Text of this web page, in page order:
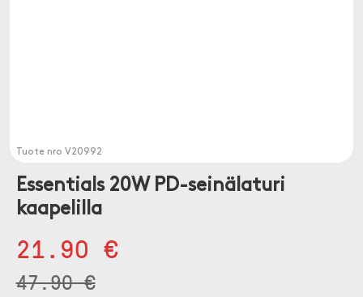
Tuote nro V20992
Essentials 20W PD-seinälaturi
kaapelilla
21.90 €
47.90 €